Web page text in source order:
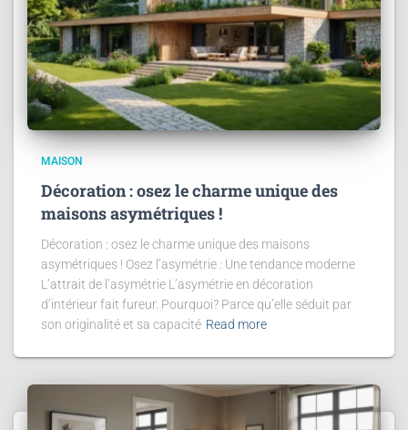
MAISON
Décoration : osez le charme unique des
maisons asymétriques !
Décoration : osez le charme unique des maisons
asymétriques ! Osez l’asymétrie : Une tendance moderne
L’attrait de l’asymétrie L’asymétrie en décoration
d’intérieur fait fureur. Pourquoi? Parce qu’elle séduit par
son originalité et sa capacité Read more